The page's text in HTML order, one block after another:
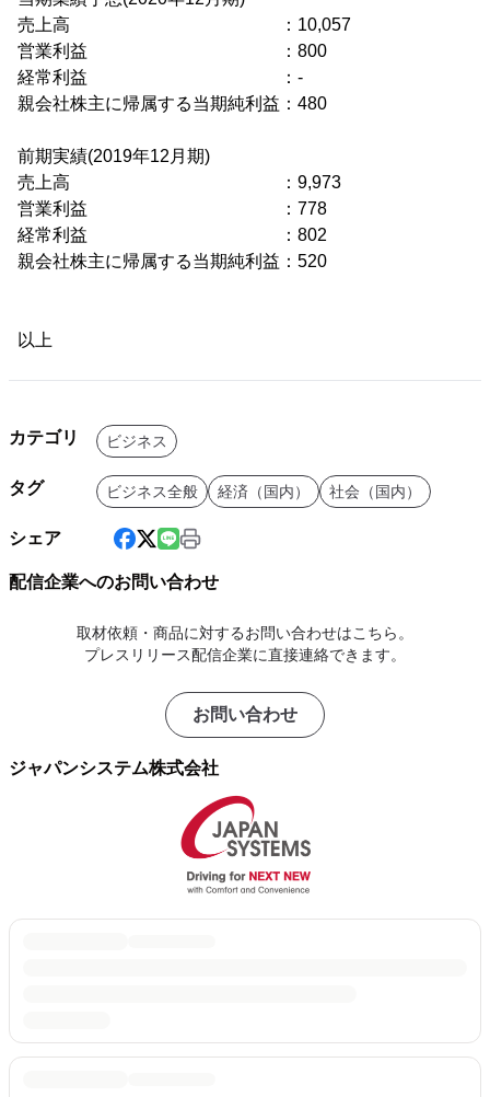
売上高 ：10,057
営業利益 ：800
経常利益 ：-
親会社株主に帰属する当期純利益：480
前期実績(2019年12月期)
売上高 ：9,973
営業利益 ：778
経常利益 ：802
親会社株主に帰属する当期純利益：520
以上
カテゴリ ビジネス
タグ ビジネス全般 経済（国内） 社会（国内）
シェア
配信企業へのお問い合わせ
取材依頼・商品に対するお問い合わせはこちら。
プレスリリース配信企業に直接連絡できます。
お問い合わせ
ジャパンシステム株式会社